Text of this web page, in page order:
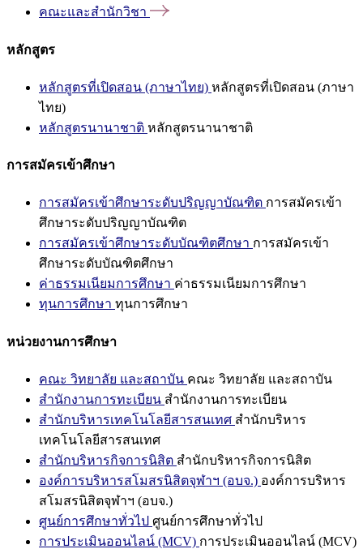
คณะและสำนักวิชา
หลักสูตร
หลักสูตรที่เปิดสอน (ภาษาไทย) หลักสูตรที่เปิดสอน (ภาษา
ไทย)
หลักสูตรนานาชาติ หลักสูตรนานาชาติ
การสมัครเข้าศึกษา
การสมัครเข้าศึกษาระดับปริญญาบัณฑิต การสมัครเข้า
ศึกษาระดับปริญญาบัณฑิต
การสมัครเข้าศึกษาระดับบัณฑิตศึกษา การสมัครเข้า
ศึกษาระดับบัณฑิตศึกษา
ค่าธรรมเนียมการศึกษา ค่าธรรมเนียมการศึกษา
ทุนการศึกษา ทุนการศึกษา
หน่วยงานการศึกษา
คณะ วิทยาลัย และสถาบัน คณะ วิทยาลัย และสถาบัน
สำนักงานการทะเบียน สำนักงานการทะเบียน
สำนักบริหารเทคโนโลยีสารสนเทศ สำนักบริหาร
เทคโนโลยีสารสนเทศ
สำนักบริหารกิจการนิสิต สำนักบริหารกิจการนิสิต
องค์การบริหารสโมสรนิสิตจุฬาฯ (อบจ.) องค์การบริหาร
สโมสรนิสิตจุฬาฯ (อบจ.)
ศูนย์การศึกษาทั่วไป ศูนย์การศึกษาทั่วไป
การประเมินออนไลน์ (MCV) การประเมินออนไลน์ (MCV)